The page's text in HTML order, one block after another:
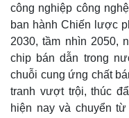
công nghiệp công
ban hành Chiến lược
2030, tầm nhìn 2050,
chip bán dẫn trong
chuỗi cung ứng chất
tranh vượt trội, thúc
hiện nay và chuyển